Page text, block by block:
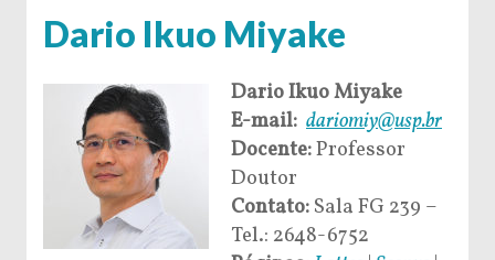
Dario Ikuo Miyake
Dario Ikuo Miyake
E-mail: dariomiy@usp.br
Docente:Professor
Doutor
Contato:Sala FG 239 –
Tel.: 2648-6752